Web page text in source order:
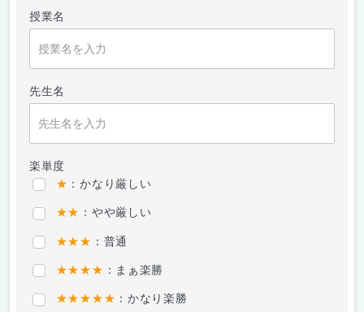
授業名
先生名
楽単度
★ ：かなり厳しい
★★ ：やや厳しい
★★★ ：普通
★★★★ ：まぁ楽勝
★★★★★ ：かなり楽勝